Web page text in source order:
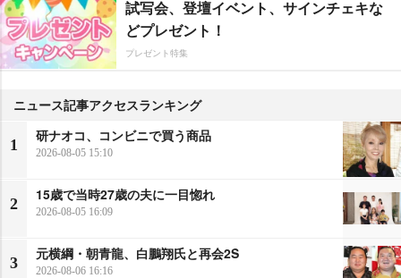
試写会、登壇イベント、サインチェキな
どプレゼント！
プレゼント特集
ニュース記事アクセスランキング
1
研ナオコ、コンビニで買う商品
2026-08-05 15:10
2
15歳で当時27歳の夫に一目惚れ
2026-08-05 16:09
3
元横綱・朝青龍、白鵬翔氏と再会2S
2026-08-06 16:16